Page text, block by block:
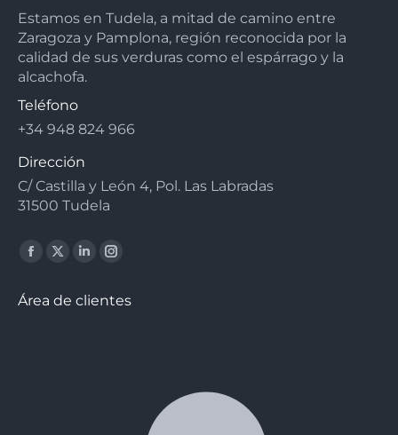
Estamos en Tudela, a mitad de camino entre
Zaragoza y Pamplona, región reconocida por la
calidad de sus verduras como el espárrago y la
alcachofa.
Teléfono
+34 948 824 966
Dirección
C/ Castilla y León 4, Pol. Las Labradas
31500 Tudela
Facebook
opens
X
opens
Linkedin
opens
Instagram
opens
Área de clientes